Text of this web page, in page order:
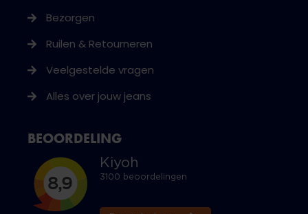
Bezorgen
Ruilen & Retourneren
Veelgestelde vragen
Alles over jouw jeans
BEOORDELING